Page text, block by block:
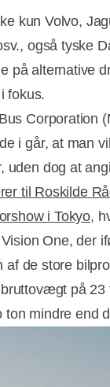
kun Volvo,
også tyske
på alternative
fokus.
Corporation
i går, at man
uden dog at
til Roskilde
i Tokyo,
One, der
de store
på 23
ton mindre end